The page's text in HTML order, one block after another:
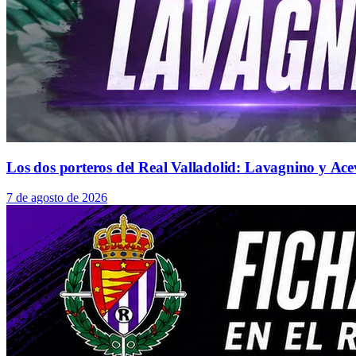
Los dos porteros del Real Valladolid: Lavagnino y
7 de agosto de 2026